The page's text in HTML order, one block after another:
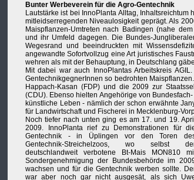
Bunter Werbeverein für die Agro-Gentechnik
Lautstärke ist bei InnoPlanta Alltag,
mitleidserregenden Niveaulosigkeit geprägt. Als
Maispflanzen-Umtreten nach Badingen (nahe
und ihr Umfeld dagegen. Die Bundes-
Wegesrand und beeindruckten mit
angewandte Sofortvollzug eine Art juristisches
wehren als mit der Behauptung, in Deutschlang
Mit dabei war auch InnoPlantas Arbeitskreis
GentechnikgegnerInnen so bedrohten
Happach-Kasan (FDP) und die 2009 zur
(CDU). Ebenso hielten Angehörige von
künstliche Leben - nämlich der schon erwähnte
für Landwirtschaft und Fischerei in Mecklenburg-
Noch tiefer nach unten ging es am 17. und 19. April
2009. InnoPlanta rief zu Demonstrationen für
Gentechnik - in Üplingen vor den Toren
Gentechnik-Streichelzoos, wo selbst
deutschlandweit verbotene Bt-Mais MON810
Sondergenehmigung der Bundesbehörde im
wachsen und für die Gentechnik werben sollte.
war aber noch gar nicht ausgesät, als sich